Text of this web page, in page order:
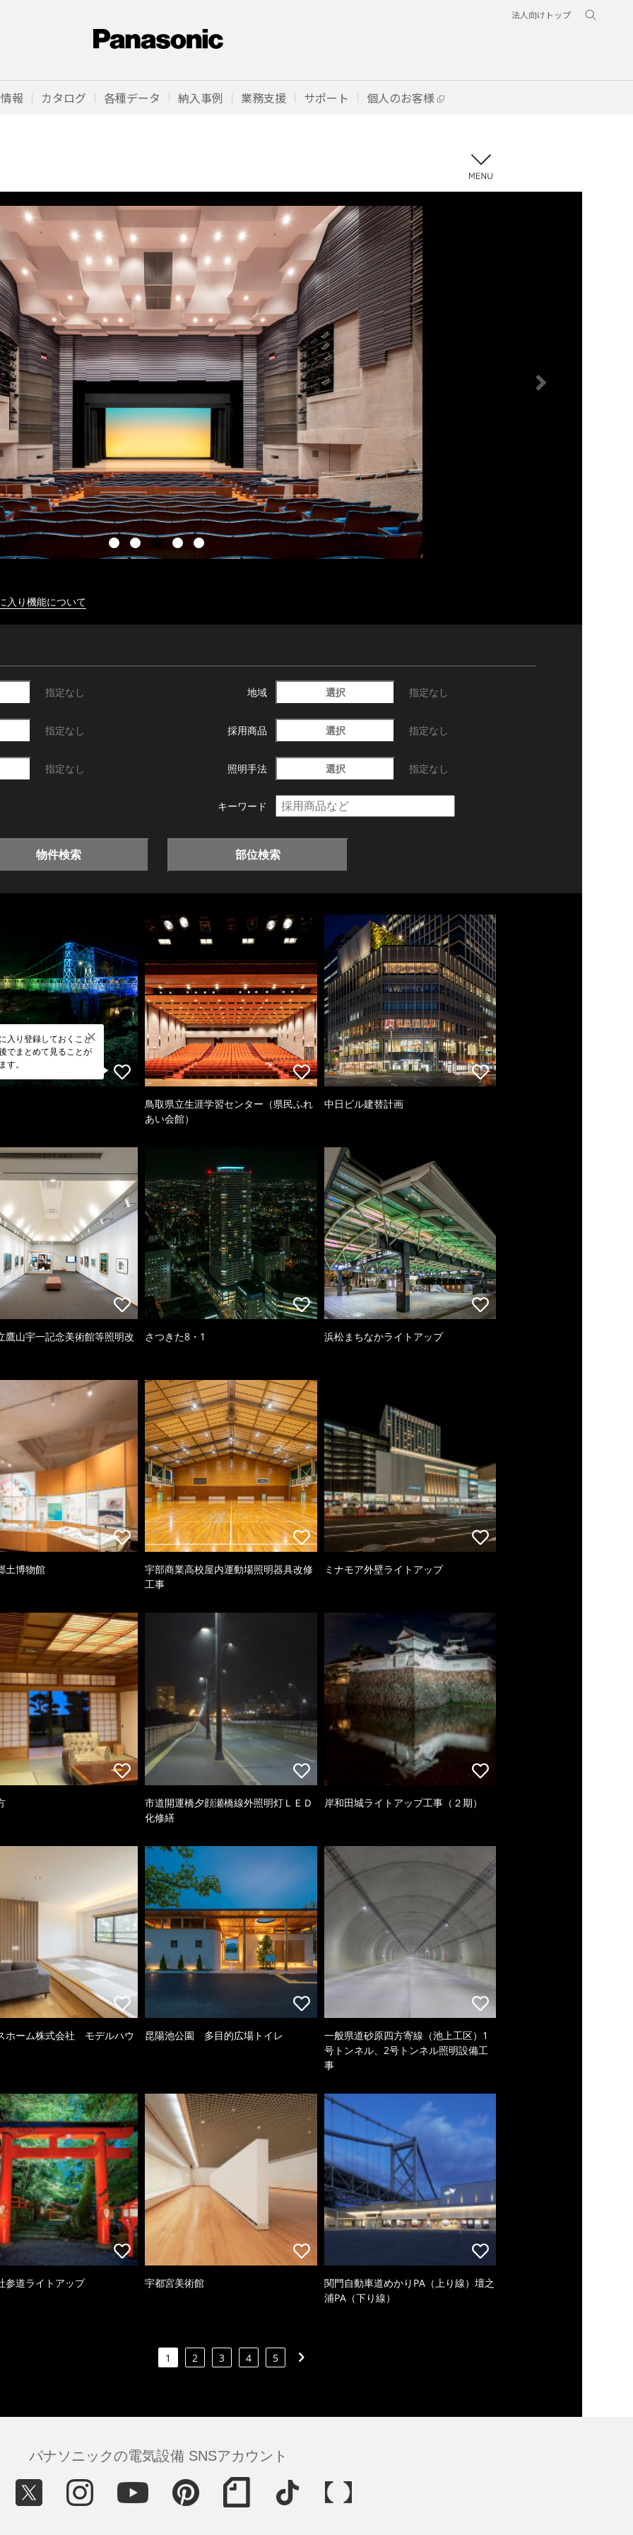
法人向けトップ
報 カタログ 各種データ 納入事例 業務支援 サポート 個人のお客様
入り機能について
指定なし 地域 選択 指定なし
指定なし 採用商品 選択 指定なし
指定なし 照明手法 選択 指定なし
キーワード
物件検索 部位検索
入り登録しておくこと
でまとめて見ることが
す。
鳥取県立生涯学習センター（県民ふれ
あい会館）
中日ビル建替計画
鷹山宇一記念美術館等照明改 さつきた8・1 浜松まちなかライトアップ
土博物館
宇部商業高校屋内運動場照明器具改修
工事
ミナモア外壁ライトアップ
市道開運橋夕顔瀬橋線外照明灯ＬＥＤ
化修繕
岸和田城ライトアップ工事（２期）
ホーム株式会社 モデルハウ 昆陽池公園 多目的広場トイレ
一般県道砂原四方寄線（池上工区）1
号トンネル、2号トンネル照明設備工
事
参道ライトアップ 宇都宮美術館
関門自動車道めかりPA（上り線）壇之
浦PA（下り線）
1 2 3 4 5
パナソニックの電気設備 SNSアカウント